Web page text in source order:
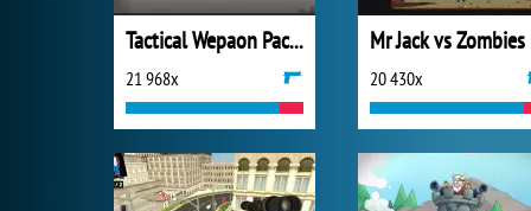
Tactical Wepaon Pack 2
21 968x
Mr Jack vs Zombies
20 430x